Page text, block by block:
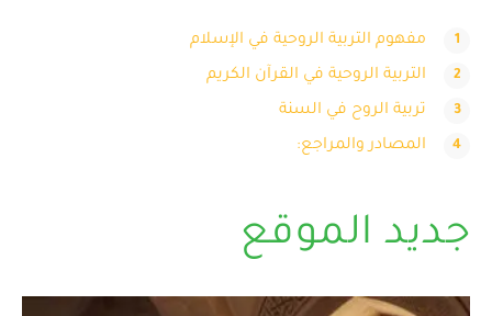
مفهوم التربية الروحية في الإسلام
التربية الروحية في القرآن الكريم
تربية الروح في السنة
المصادر والمراجع:
جديد الموقع